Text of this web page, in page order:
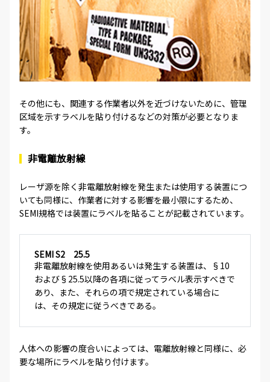
その他にも、関連する作業者以外を近づけないために、管理
区域を示すラベルを貼り付けるなどの対策が必要となりま
す。
非電離放射線
レーザ源を除く非電離放射線を発生または使用する装置につ
いても同様に、作業者に対する影響を最小限にするため、
SEMI規格では装置にラベルを貼ることが記載されています。
SEMI S2 25.5
非電離放射線を使用あるいは発生する装置は、§10
および§25.5以降の各項に従ってラベル表示すべきで
あり、また、それらの項で規定されている場合に
は、その規定に従うべきである。
人体への影響の度合いによっては、電離放射線と同様に、必
要な場所にラベルを貼り付けます。